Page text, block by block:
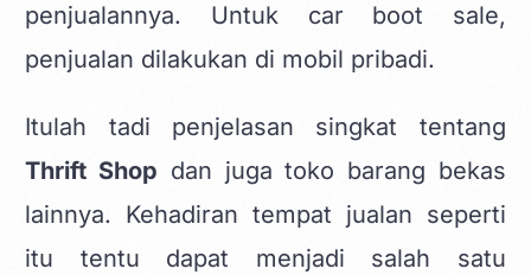
penjualannya. Untuk car boot sale,
penjualan dilakukan di mobil pribadi.
Itulah tadi penjelasan singkat tentang
Thrift Shop dan juga toko barang bekas
lainnya. Kehadiran tempat jualan seperti
itu tentu dapat menjadi salah satu